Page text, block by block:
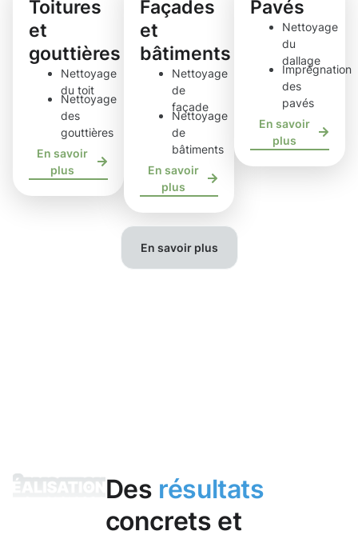
Toitures
et
gouttières
Nettoyage
du toit
Nettoyage
des
gouttières
En savoir
plus
Façades
et
bâtiments
Nettoyage
de
façade
Nettoyage
de
bâtiments
En savoir
plus
Pavés
Nettoyage
du
dallage
Imprégnation
des
pavés
En savoir
plus
En savoir plus
Des résultats
concrets et